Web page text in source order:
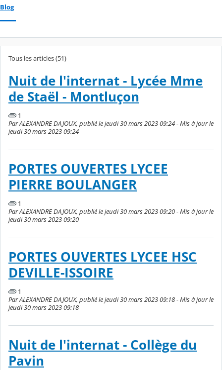
Blog
Tous les articles (51)
Nuit de l'internat - Lycée Mme
de Staël - Montluçon
1
Par ALEXANDRE DAJOUX, publié le jeudi 30 mars 2023 09:24 - Mis à jour le
jeudi 30 mars 2023 09:24
PORTES OUVERTES LYCEE
PIERRE BOULANGER
1
Par ALEXANDRE DAJOUX, publié le jeudi 30 mars 2023 09:20 - Mis à jour le
jeudi 30 mars 2023 09:20
PORTES OUVERTES LYCEE HSC
DEVILLE-ISSOIRE
1
Par ALEXANDRE DAJOUX, publié le jeudi 30 mars 2023 09:18 - Mis à jour le
jeudi 30 mars 2023 09:18
Nuit de l'internat - Collège du
Pavin